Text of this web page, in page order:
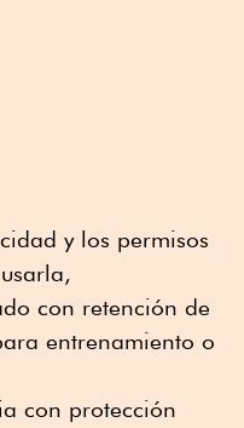
y los permisos
con retención de
entrenamiento o
con protección